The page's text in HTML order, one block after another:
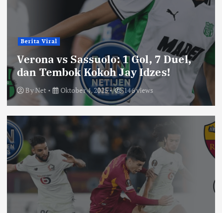
Berita Viral
Verona vs Sassuolo: 1 Gol, 7 Duel,
dan Tembok Kokoh Jay Idzes!
ByNet Oktober 4, 2025 146 views